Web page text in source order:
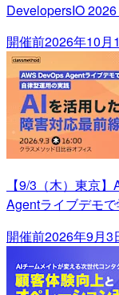
DevelopersIO
開催前2026年10月
【9/3（木）東京
Agentライブデモ
開催前2026年9月3